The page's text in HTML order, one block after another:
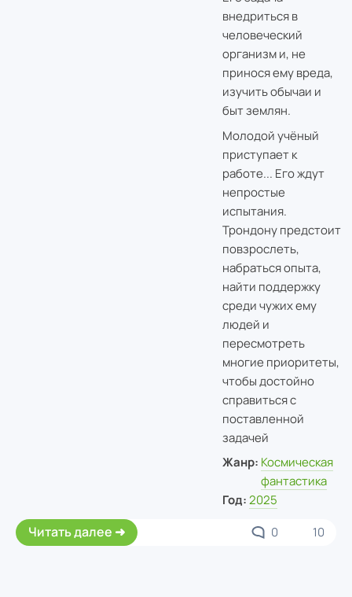
внедриться в
человеческий
организм и, не
принося ему вреда,
изучить обычаи и
быт землян.
Молодой учёный
приступает к
работе... Его ждут
непростые
испытания.
Трондону предстоит
повзрослеть,
набраться опыта,
найти поддержку
среди чужих ему
людей и
пересмотреть
многие приоритеты,
чтобы достойно
справиться с
поставленной
задачей
Жанр: Космическая
фантастика
Год: 2025
Читать далее 0 10